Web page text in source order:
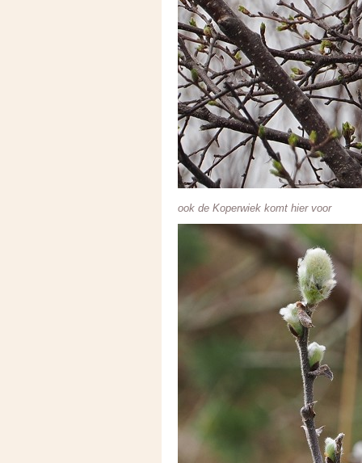
ook de Koperwiek komt hier voor